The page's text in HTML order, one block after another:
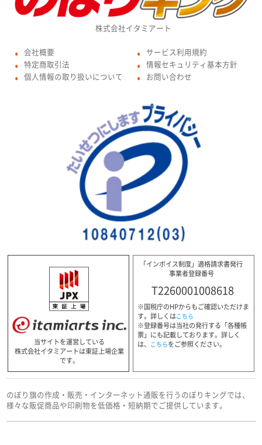
株式会社イタミアート
● 会社概要
● 特定商取引法
● 個人情報の取り扱いについて
● サービス利用規約
● 情報セキュリティ基本方針
● お問い合わせ
当サイトを運営している
株式会社イタミアートは東証上場企業
です。
「インボイス制度」適格請求書発行
事業者登録番号
T2260001008618
※国税庁のHPからもご確認いただけま
す。詳しくはこちら
※登録番号は当社の発行する「各種帳
票」にも記載しております。詳しく
は、 こちらをご参照ください。
のぼり旗の作成・販売・インターネット通販を行うのぼりキングでは、
様々な販促商品や印刷物を低価格・短納期でご提供しています。